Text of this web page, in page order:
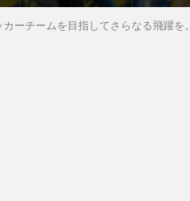
ーチームを目指してさらなる飛躍を。